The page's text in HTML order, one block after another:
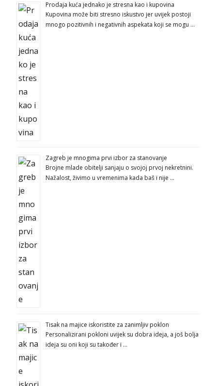
Prodaja kuća jednako je stresna kao i kupovina
Kupovina može biti stresno iskustvo jer uvijek postoji
mnogo pozitivnih i negativnih aspekata koji se mogu …
Zagreb je mnogima prvi izbor za stanovanje
Brojne mlade obitelji sanjaju o svojoj prvoj nekretnini.
Nažalost, živimo u vremenima kada baš i nije …
Tisak na majice iskoristite za zanimljiv poklon
Personalizirani pokloni uvijek su dobra ideja, a još bolja
ideja su oni koji su također i …